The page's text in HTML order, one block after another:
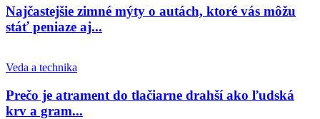
Najčastejšie zimné mýty o autách, ktoré vás môžu
stáť peniaze aj...
Veda a technika
Prečo je atrament do tlačiarne drahší ako ľudská
krv a gram...